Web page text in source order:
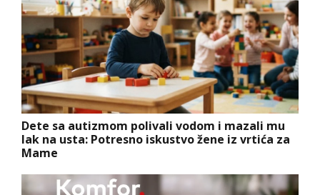
Dete sa autizmom polivali vodom i mazali mu
lak na usta: Potresno iskustvo žene iz vrtića za
Mame